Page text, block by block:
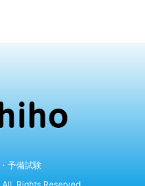
予備試験